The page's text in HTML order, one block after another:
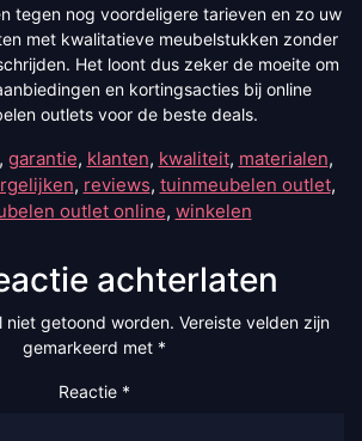
tegen nog voordeligere tarieven en zo uw
met kwalitatieve meubelstukken zonder
Het loont dus zeker de moeite om
en kortingsacties bij online
outlets voor de beste deals.
, garantie, klanten, kwaliteit, materialen,
, reviews, tuinmeubelen outlet,
outlet online, winkelen
achterlaten
niet getoond worden. Vereiste velden zijn
gemarkeerd met *
Reactie *